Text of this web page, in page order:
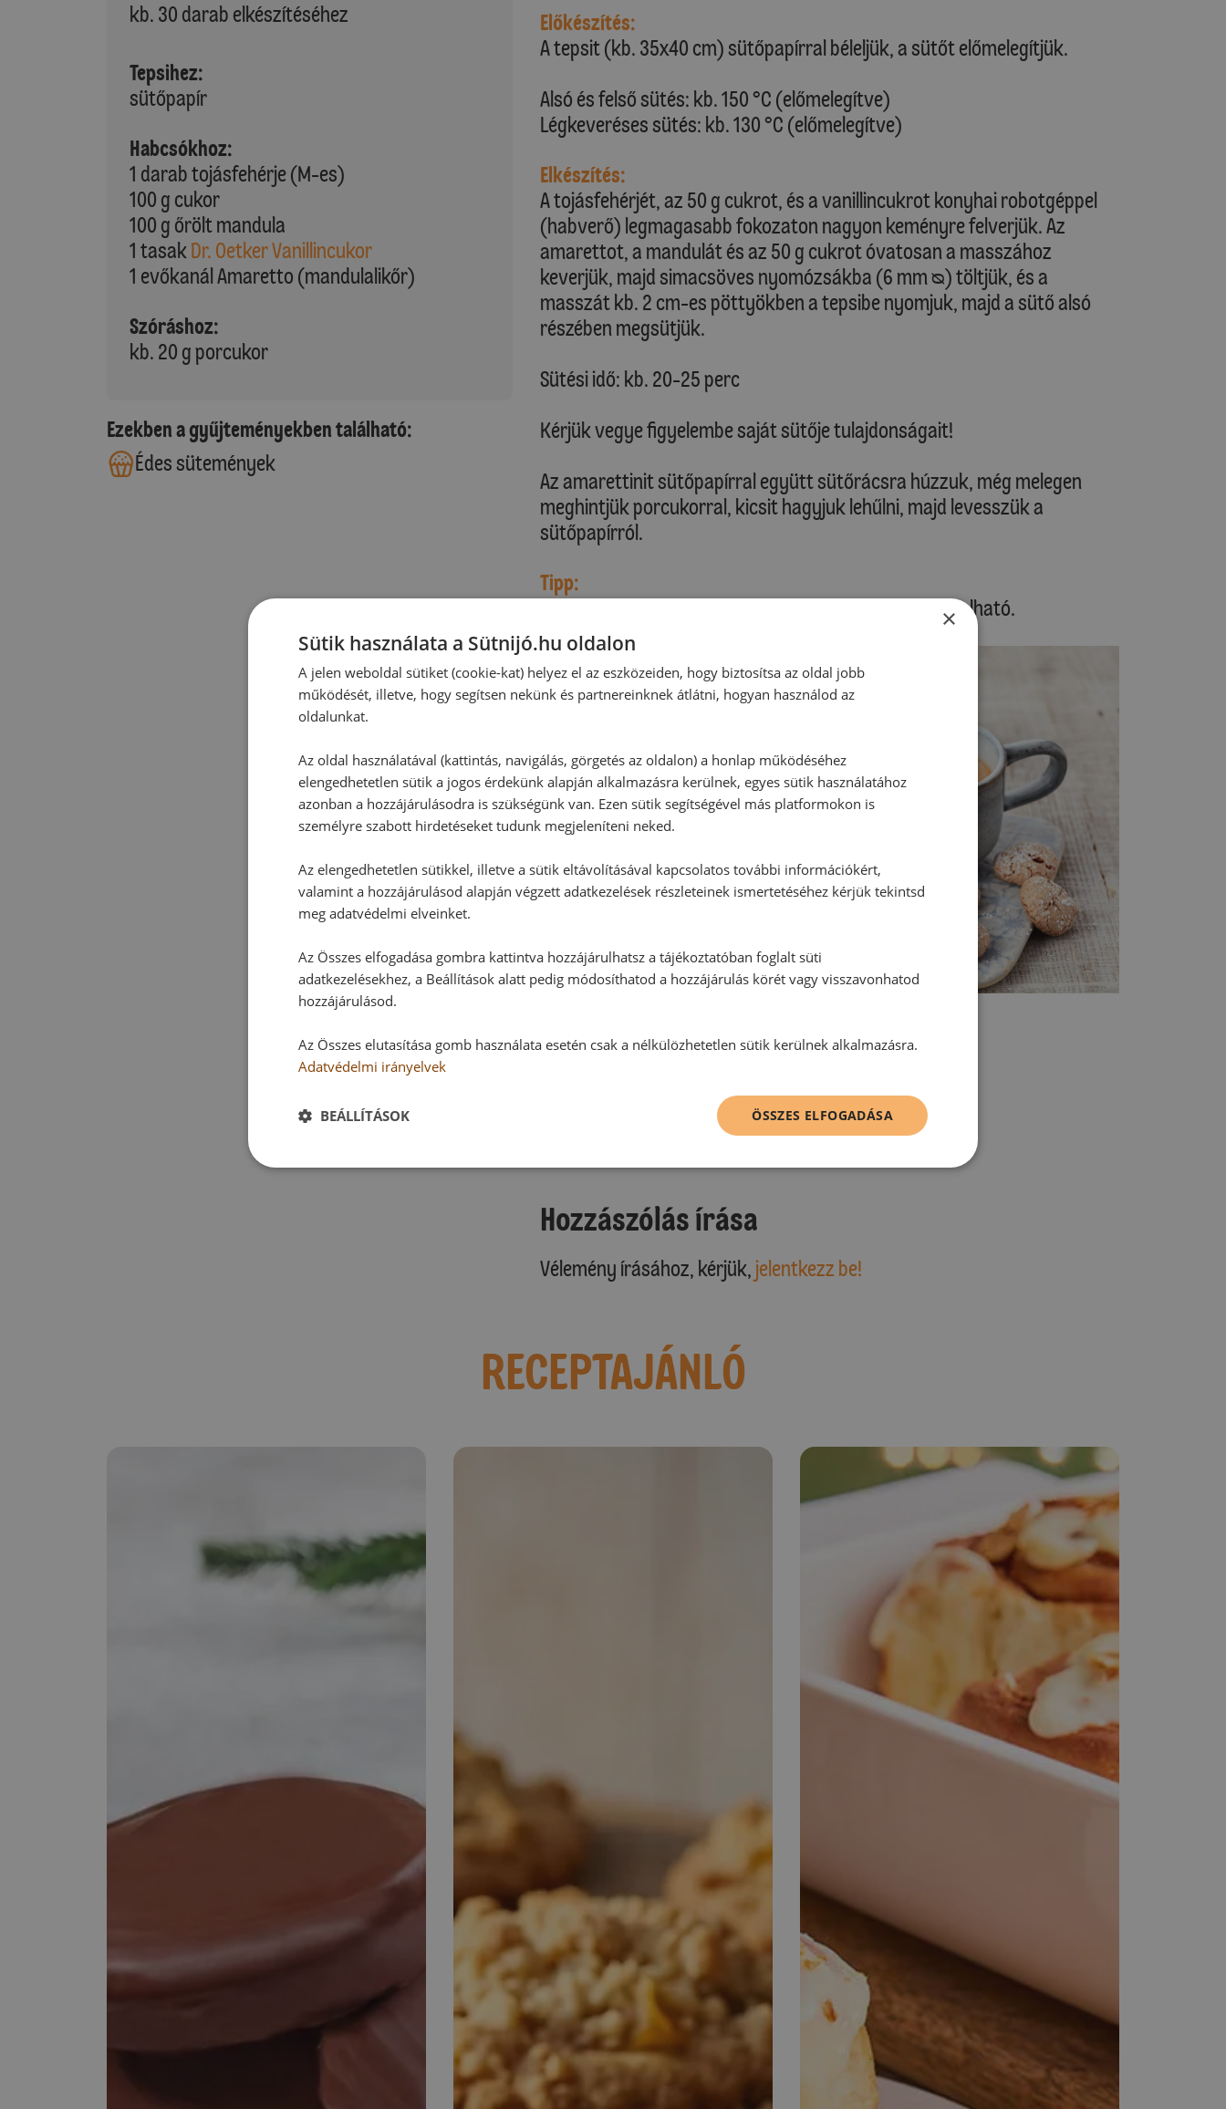
kb. 30 darab elkészítéséhez
Tepsihez:
sütőpapír
Habcsókhoz:
1 darab tojásfehérje (M-es)
100 g cukor
100 g őrölt mandula
1 tasakDr. Oetker Vanillincukor
1 evőkanál Amaretto (mandulalikőr)
Szóráshoz:
kb. 20 g porcukor
Ezekben a gyűjteményekben található:
Édes sütemények
Előkészítés:
A tepsit (kb. 35x40 cm) sütőpapírral béleljük, a sütőt előmelegítjük.
Alsó és felső sütés: kb. 150 °C (előmelegítve)
Légkeveréses sütés: kb. 130 °C (előmelegítve)
Elkészítés:
A tojásfehérjét, az 50 g cukrot, és a vanillincukrot konyhai robotgéppel
(habverő) legmagasabb fokozaton nagyon keményre felverjük. Az
amarettot, a mandulát és az 50 g cukrot óvatosan a masszához
keverjük, majd simacsöves nyomózsákba (6 mm ᴓ) töltjük, és a
masszát kb. 2 cm-es pöttyökben a tepsibe nyomjuk, majd a sütő alsó
részében megsütjük.
Sütési idő: kb. 20-25 perc
Kérjük vegye figyelembe saját sütője tulajdonságait!
Az amarettinit sütőpapírral együtt sütőrácsra húzzuk, még melegen
meghintjük porcukorral, kicsit hagyjuk lehűlni, majd levesszük a
sütőpapírról.
Tipp:
Az amarettini jól záró dobozban maximum 2 hétig tárolható.
Ehhez a recepthez még nem érkezett hozzászólás.
Hozzászólás írása
Vélemény írásához, kérjük, jelentkezz be!
RECEPTAJÁNLÓ
×
Sütik használata a Sütnijó.hu oldalon
A jelen weboldal sütiket (cookie-kat) helyez el az eszközeiden, hogy biztosítsa az oldal jobb
működését, illetve, hogy segítsen nekünk és partnereinknek átlátni, hogyan használod az
oldalunkat.
Az oldal használatával (kattintás, navigálás, görgetés az oldalon) a honlap működéséhez
elengedhetetlen sütik a jogos érdekünk alapján alkalmazásra kerülnek, egyes sütik használatához
azonban a hozzájárulásodra is szükségünk van. Ezen sütik segítségével más platformokon is
személyre szabott hirdetéseket tudunk megjeleníteni neked.
Az elengedhetetlen sütikkel, illetve a sütik eltávolításával kapcsolatos további információkért,
valamint a hozzájárulásod alapján végzett adatkezelések részleteinek ismertetéséhez kérjük tekintsd
meg adatvédelmi elveinket.
Az Összes elfogadása gombra kattintva hozzájárulhatsz a tájékoztatóban foglalt süti
adatkezelésekhez, a Beállítások alatt pedig módosíthatod a hozzájárulás körét vagy visszavonhatod
hozzájárulásod.
Az Összes elutasítása gomb használata esetén csak a nélkülözhetetlen sütik kerülnek alkalmazásra.
Adatvédelmi irányelvek
ÖSSZES ELFOGADÁSA
BEÁLLÍTÁSOK